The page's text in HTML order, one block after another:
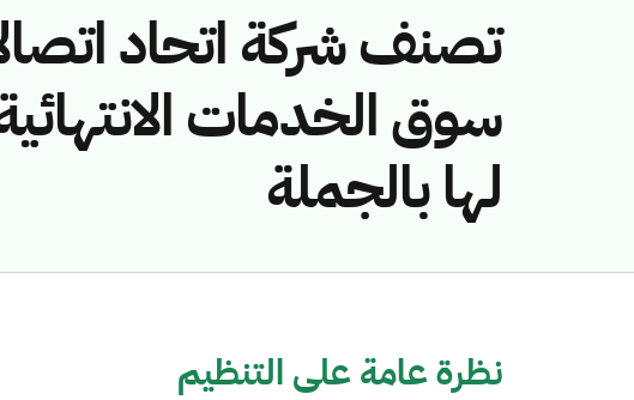
تصنف شركة اتحاد
سوق الخدمات
لها بالجملة
نظرة عامة على التنظيم